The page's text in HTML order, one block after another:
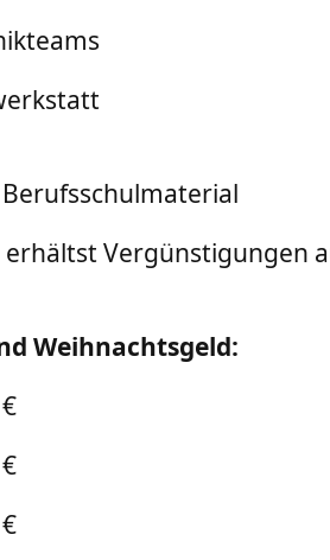
Vergünstigungen
Weihnachtsgeld: